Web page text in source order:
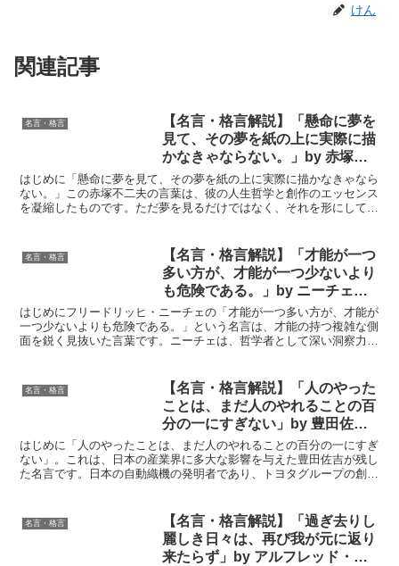
けん
関連記事
名言・格言
【名言・格言解説】「懸命に夢を
見て、その夢を紙の上に実際に描
かなきゃならない。」by 赤塚不
二夫の深い意味と得られる教訓
はじめに「懸命に夢を見て、その夢を紙の上に実際に描かなきゃなら
ない。」この赤塚不二夫の言葉は、彼の人生哲学と創作のエッセンス
を凝縮したものです。ただ夢を見るだけではなく、それを形にして初
名言・格言
【名言・格言解説】「才能が一つ
多い方が、才能が一つ少ないより
も危険である。」by ニーチェの
深い意味と得られる教訓
はじめにフリードリッヒ・ニーチェの「才能が一つ多い方が、才能が
一つ少ないよりも危険である。」という名言は、才能の持つ複雑な側
面を鋭く見抜いた言葉です。ニーチェは、哲学者として深い洞察力を
名言・格言
【名言・格言解説】「人のやった
ことは、まだ人のやれることの百
分の一にすぎない」by 豊田佐吉
の深い意味と得られる教訓
はじめに「人のやったことは、まだ人のやれることの百分の一にすぎ
ない」。これは、日本の産業界に多大な影響を与えた豊田佐吉が残し
た名言です。日本の自動織機の発明者であり、トヨタグループの創業
名言・格言
【名言・格言解説】「過ぎ去りし
麗しき日々は、再び我が元に返り
来たらず」by アルフレッド・テ